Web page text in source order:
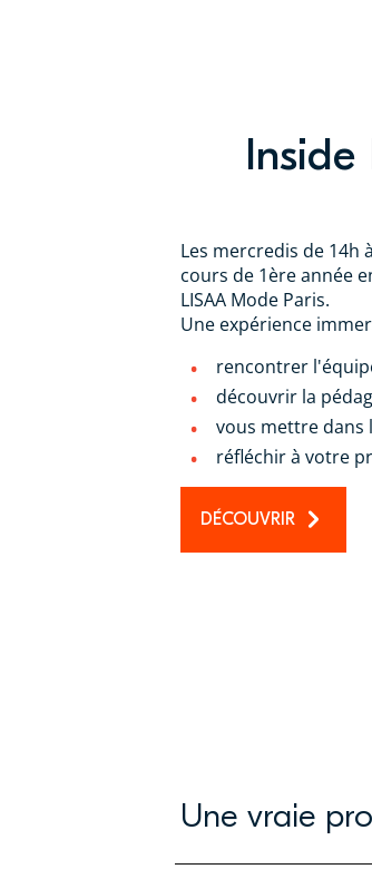
Les mercredis de 14h
cours de 1ère année
LISAA Mode Paris.
Une expérience
rencontrer
découvrir la
vous mettre dans
réfléchir à votre
DÉCOUVRIR
Une vraie